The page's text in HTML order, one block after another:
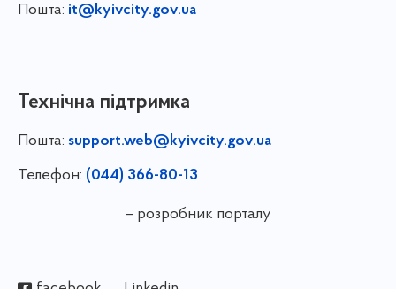
Пошта: it@kyivcity.gov.ua
Технічна підтримка
Пошта: support.web@kyivcity.gov.ua
Телефон: (044) 366-80-13
– розробник порталу